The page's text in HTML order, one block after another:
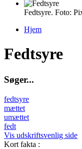
Fedtsyre. Foto:
Hjem
Fedtsyre
Søger...
fedtsyre
mættet
umættet
fedt
Vis udskriftsvenlig side
Kort fakta :